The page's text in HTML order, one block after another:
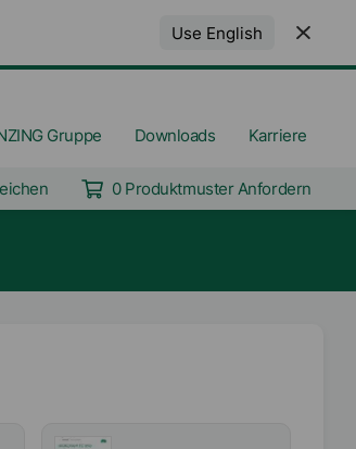
Use English
Gruppe Downloads Karriere
0 Produktmuster Anfordern